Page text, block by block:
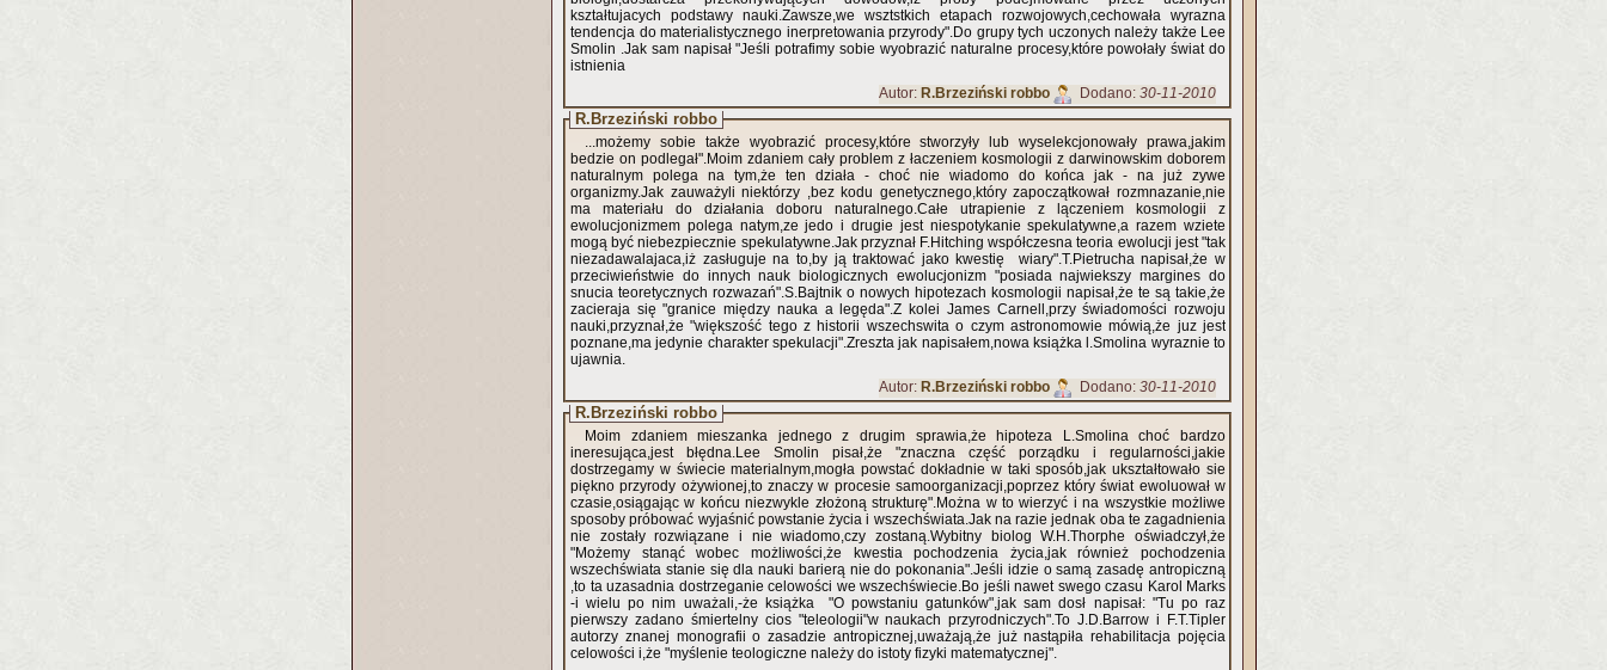
kształtujacych podstawy nauki.Zawsze,we wsztstkich etapach rozwojowych,cechowała wyrazna
tendencja do materialistycznego inerpretowania przyrody".Do grupy tych uczonych należy także Lee
Smolin .Jak sam napisał "Jeśli potrafimy sobie wyobrazić naturalne procesy,które powołały świat do
istnienia
Autor: R.Brzeziński robbo Dodano: 30-11-2010
R.Brzeziński robbo
...możemy sobie także wyobrazić procesy,które stworzyły lub wyselekcjonowały prawa,jakim
bedzie on podlegał".Moim zdaniem cały problem z łaczeniem kosmologii z darwinowskim doborem
naturalnym polega na tym,że ten działa - choć nie wiadomo do końca jak - na już zywe
organizmy.Jak zauważyli niektórzy ,bez kodu genetycznego,który zapoczątkował rozmnazanie,nie
ma materiału do działania doboru naturalnego.Całe utrapienie z lączeniem kosmologii z
ewolucjonizmem polega natym,ze jedo i drugie jest niespotykanie spekulatywne,a razem wziete
mogą być niebezpiecznie spekulatywne.Jak przyznał F.Hitching współczesna teoria ewolucji jest "tak
niezadawalajaca,iż zasługuje na to,by ją traktować jako kwestię wiary".T.Pietrucha napisał,że w
przeciwieństwie do innych nauk biologicznych ewolucjonizm "posiada najwiekszy margines do
snucia teoretycznych rozwazań".S.Bajtnik o nowych hipotezach kosmologii napisał,że te są takie,że
zacieraja się "granice między nauka a legęda".Z kolei James Carnell,przy świadomości rozwoju
nauki,przyznał,że "większość tego z historii wszechswita o czym astronomowie mówią,że juz jest
poznane,ma jedynie charakter spekulacji".Zreszta jak napisałem,nowa książka l.Smolina wyraznie to
ujawnia.
Autor: R.Brzeziński robbo Dodano: 30-11-2010
R.Brzeziński robbo
Moim zdaniem mieszanka jednego z drugim sprawia,że hipoteza L.Smolina choć bardzo
ineresująca,jest błędna.Lee Smolin pisał,że "znaczna część porządku i regularności,jakie
dostrzegamy w świecie materialnym,mogła powstać dokładnie w taki sposób,jak ukształtowało sie
piękno przyrody ożywionej,to znaczy w procesie samoorganizacji,poprzez który świat ewoluował w
czasie,osiągając w końcu niezwykle złożoną strukturę".Można w to wierzyć i na wszystkie możliwe
sposoby próbować wyjaśnić powstanie życia i wszechświata.Jak na razie jednak oba te zagadnienia
nie zostały rozwiązane i nie wiadomo,czy zostaną.Wybitny biolog W.H.Thorphe oświadczył,że
"Możemy stanąć wobec możliwości,że kwestia pochodzenia życia,jak również pochodzenia
wszechświata stanie się dla nauki barierą nie do pokonania".Jeśli idzie o samą zasadę antropiczną
,to ta uzasadnia dostrzeganie celowości we wszechświecie.Bo jeśli nawet swego czasu Karol Marks
-i wielu po nim uważali,-że książka "O powstaniu gatunków",jak sam dosł napisał: "Tu po raz
pierwszy zadano śmiertelny cios "teleologii"w naukach przyrodniczych".To J.D.Barrow i F.T.Tipler
autorzy znanej monografii o zasadzie antropicznej,uważają,że już nastąpiła rehabilitacja pojęcia
celowości i,że "myślenie teologiczne należy do istoty fizyki matematycznej".